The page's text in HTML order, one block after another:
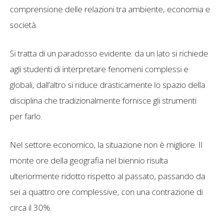
comprensione delle relazioni tra ambiente, economia e
società.
Si tratta di un paradosso evidente: da un lato si richiede
agli studenti di interpretare fenomeni complessi e
globali, dall’altro si riduce drasticamente lo spazio della
disciplina che tradizionalmente fornisce gli strumenti
per farlo.
Nel settore economico, la situazione non è migliore. Il
monte ore della geografia nel biennio risulta
ulteriormente ridotto rispetto al passato, passando da
sei a quattro ore complessive, con una contrazione di
circa il 30%.